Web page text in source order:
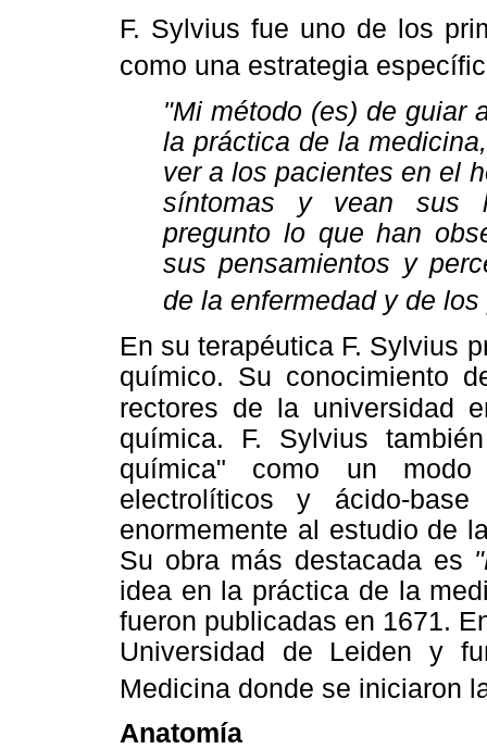
F. Sylvius fue uno de los
como una estrategia
"Mi método (es) de guiar
la práctica de la
ver a los pacientes en el
síntomas y vean sus
pregunto lo que han
sus pensamientos y
de la enfermedad y de
En su terapéutica F. Sylvius
químico. Su conocimiento
rectores de la universidad
química. F. Sylvius
química" como un modo
electrolíticos y ácido-
enormemente al estudio de
Su obra más destacada es
idea en la práctica de la
fueron publicadas en 1671.
Universidad de Leiden y
Medicina donde se iniciaron
Anatomía